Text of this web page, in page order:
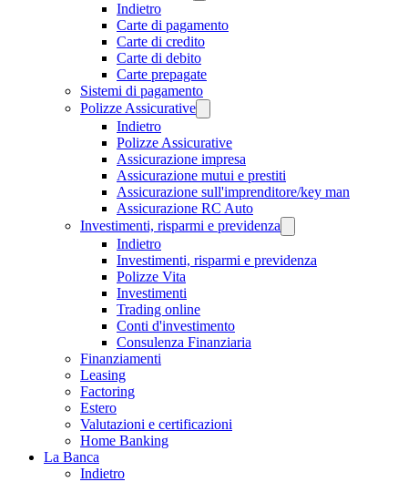
Indietro
Carte di pagamento
Carte di credito
Carte di debito
Carte prepagate
Sistemi di pagamento
Polizze Assicurative
Indietro
Polizze Assicurative
Assicurazione impresa
Assicurazione mutui e prestiti
Assicurazione sull'imprenditore/key man
Assicurazione RC Auto
Investimenti, risparmi e previdenza
Indietro
Investimenti, risparmi e previdenza
Polizze Vita
Investimenti
Trading online
Conti d'investimento
Consulenza Finanziaria
Finanziamenti
Leasing
Factoring
Estero
Valutazioni e certificazioni
Home Banking
La Banca
Indietro